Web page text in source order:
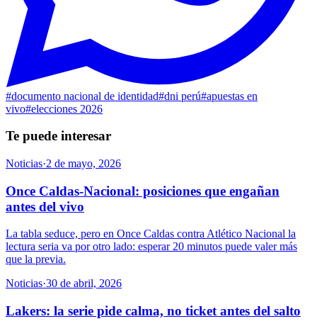
#documento nacional de identidad#dni perú#apuestas en
vivo#elecciones 2026
Te puede interesar
Noticias·2 de mayo, 2026
Once Caldas-Nacional: posiciones que engañan
antes del vivo
La tabla seduce, pero en Once Caldas contra Atlético Nacional la
lectura seria va por otro lado: esperar 20 minutos puede valer más
que la previa.
Noticias·30 de abril, 2026
Lakers: la serie pide calma, no ticket antes del salto